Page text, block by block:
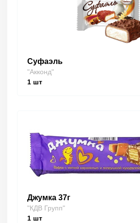
Суфаэль
"Акконд"
1 шт
Джумка 37г
"КДВ Групп"
1 шт